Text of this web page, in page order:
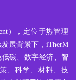
），定位于热管理
展背景下，iTherM
碳、数字经济、智
、科学、材料、技